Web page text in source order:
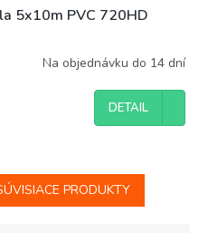
5x10m PVC 720HD
Na objednávku do 14 dní
DETAIL
PRODUKTY